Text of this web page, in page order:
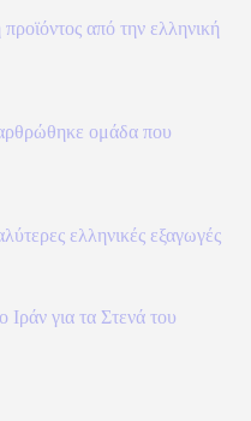
από την ελληνική
ομάδα που
ελληνικές εξαγωγές
Ιράν για τα Στενά του